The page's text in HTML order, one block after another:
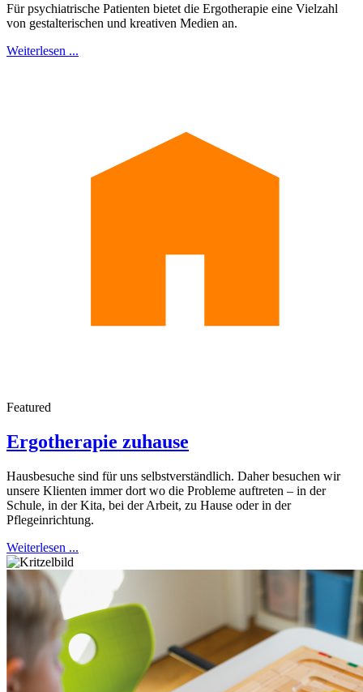
Für psychiatrische Patienten bietet die Ergotherapie eine Vielzahl
von gestalterischen und kreativen Medien an.
Weiterlesen ...
Featured
Ergotherapie zuhause
Hausbesuche sind für uns selbstverständlich. Daher besuchen wir
unsere Klienten immer dort wo die Probleme auftreten – in der
Schule, in der Kita, bei der Arbeit, zu Hause oder in der
Pflegeinrichtung.
Weiterlesen ...